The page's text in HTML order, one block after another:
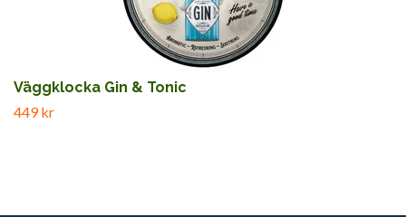
Väggklocka Gin & Tonic
449 kr